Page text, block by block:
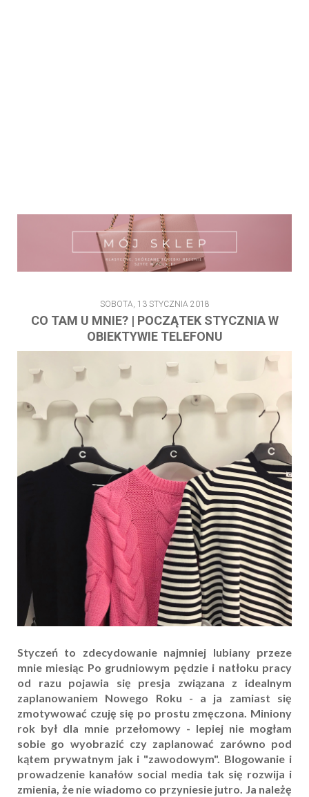
SOBOTA, 13 STYCZNIA 2018
CO TAM U MNIE? | POCZĄTEK STYCZNIA W
OBIEKTYWIE TELEFONU
Styczeń to zdecydowanie najmniej lubiany przeze
mnie miesiąc Po grudniowym pędzie i natłoku pracy
od razu pojawia się presja związana z idealnym
zaplanowaniem Nowego Roku - a ja zamiast się
zmotywować czuję się po prostu zmęczona. Miniony
rok był dla mnie przełomowy - lepiej nie mogłam
sobie go wyobrazić czy zaplanować zarówno pod
kątem prywatnym jak i "zawodowym". Blogowanie i
prowadzenie kanałów social media tak się rozwija i
zmienia, że nie wiadomo co przyniesie jutro. Ja należę